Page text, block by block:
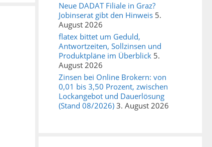
Neue DADAT Filiale in Graz?
Jobinserat gibt den Hinweis 5.
August 2026
flatex bittet um Geduld,
Antwortzeiten, Sollzinsen und
Produktpläne im Überblick 5.
August 2026
Zinsen bei Online Brokern: von
0,01 bis 3,50 Prozent, zwischen
Lockangebot und Dauerlösung
(Stand 08/2026) 3. August 2026